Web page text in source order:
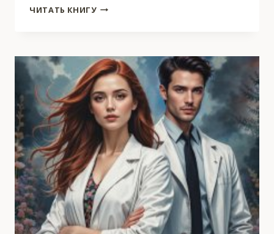
ЧИТАТЬ КНИГУКОШМАРНАЯ